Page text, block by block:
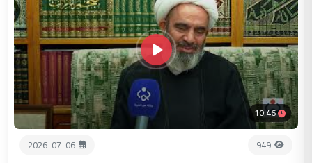
10:46
949
2026-07-06